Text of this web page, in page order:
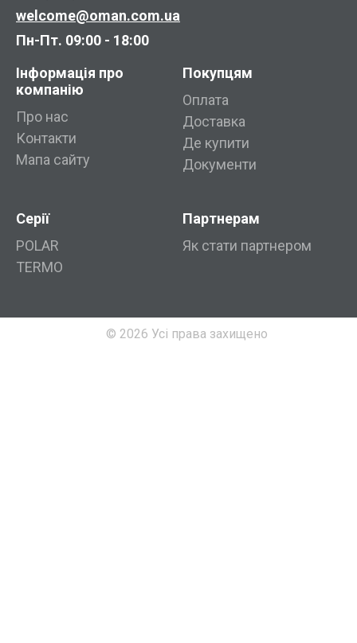
welcome@oman.com.ua
Пн-Пт. 09:00 - 18:00
Інформація про
компанію
Про нас
Контакти
Мапа сайту
Покупцям
Оплата
Доставка
Де купити
Документи
Серії
POLAR
TERMO
Партнерам
Як стати партнером
© 2026 Усі права захищено